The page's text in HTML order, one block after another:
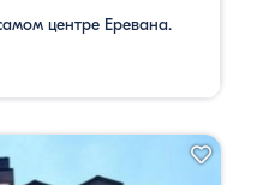
центре Еревана.